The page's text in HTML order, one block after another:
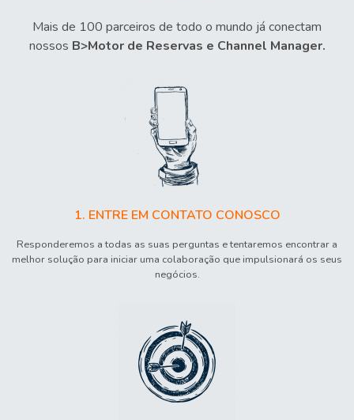
Mais de 100 parceiros de todo o mundo já conectam
nossos B>Motor de Reservas e Channel Manager.
1. ENTRE EM CONTATO CONOSCO
Responderemos a todas as suas perguntas e tentaremos encontrar a
melhor solução para iniciar uma colaboração que impulsionará os seus
negócios.